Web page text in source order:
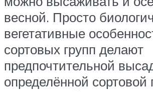
весной. Просто
вегетативные
сортовых групп делают
предпочтительной
определённой сортовой